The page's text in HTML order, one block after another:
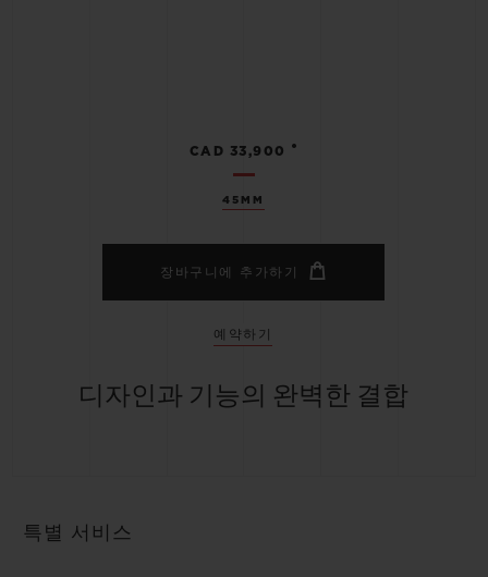
45MM
CAD 33,900 •
장바구니에 추가하기
예약하기
디자인과 기능의 완벽한 결합
특별 서비스